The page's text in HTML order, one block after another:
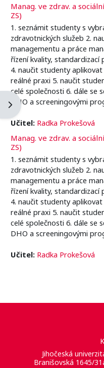
Otevřít panel bloku
Manag. ve zdrav. a
ZS)
1. seznámit studenty s
zdravotnických služeb 2.
managementu a práce
řízení kvality, standardizací
4. naučit studenty
reálné praxi 5. naučit
celé společnosti 6. dále se
DHO a screeningovými
Učitel: Radka Prokešová
Manag. ve zdrav. a
ZS)
1. seznámit studenty s
zdravotnických služeb 2.
managementu a práce
řízení kvality, standardizací
4. naučit studenty
reálné praxi 5. naučit
celé společnosti 6. dále se
DHO a screeningovými
Učitel: Radka Prokešová
Jihočeská
Branišovská 1645/